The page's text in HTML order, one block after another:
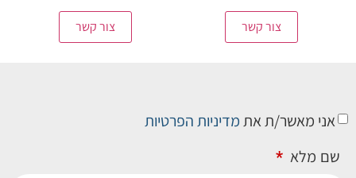
צור קשר צור קשר
אני מאשר/ת אתמדיניות הפרטיות
שם מלא